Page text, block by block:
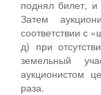
поднял билет, и
Затем
соответствии с
д) при
земельный
аукционистом
раза.